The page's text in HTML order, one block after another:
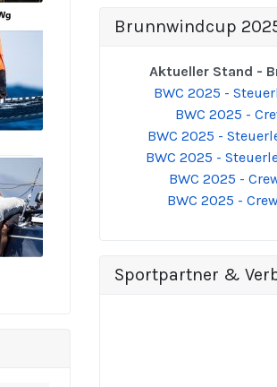
Brunnwindcup
Aktueller Stand -
BWC 2025 -
BWC 2025 -
BWC 2025 -
BWC 2025 -
BWC 2025 -
BWC 2025 -
Sportpartner &